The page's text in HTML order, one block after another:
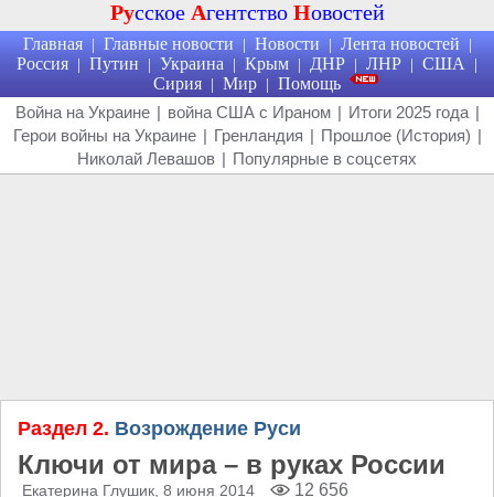
Русское Агентство Новостей
Главная | Главные новости | Новости | Лента новостей |
Россия | Путин | Украина | Крым | ДНР | ЛНР | США |
Сирия | Мир | Помощь
Война на Украине | война США с Ираном | Итоги 2025 года |
Герои войны на Украине | Гренландия | Прошлое (История) |
Николай Левашов | Популярные в соцсетях
Раздел 2. Возрождение Руси
Ключи от мира – в руках России
Екатерина Глушик , 8 июня 2014 12 656